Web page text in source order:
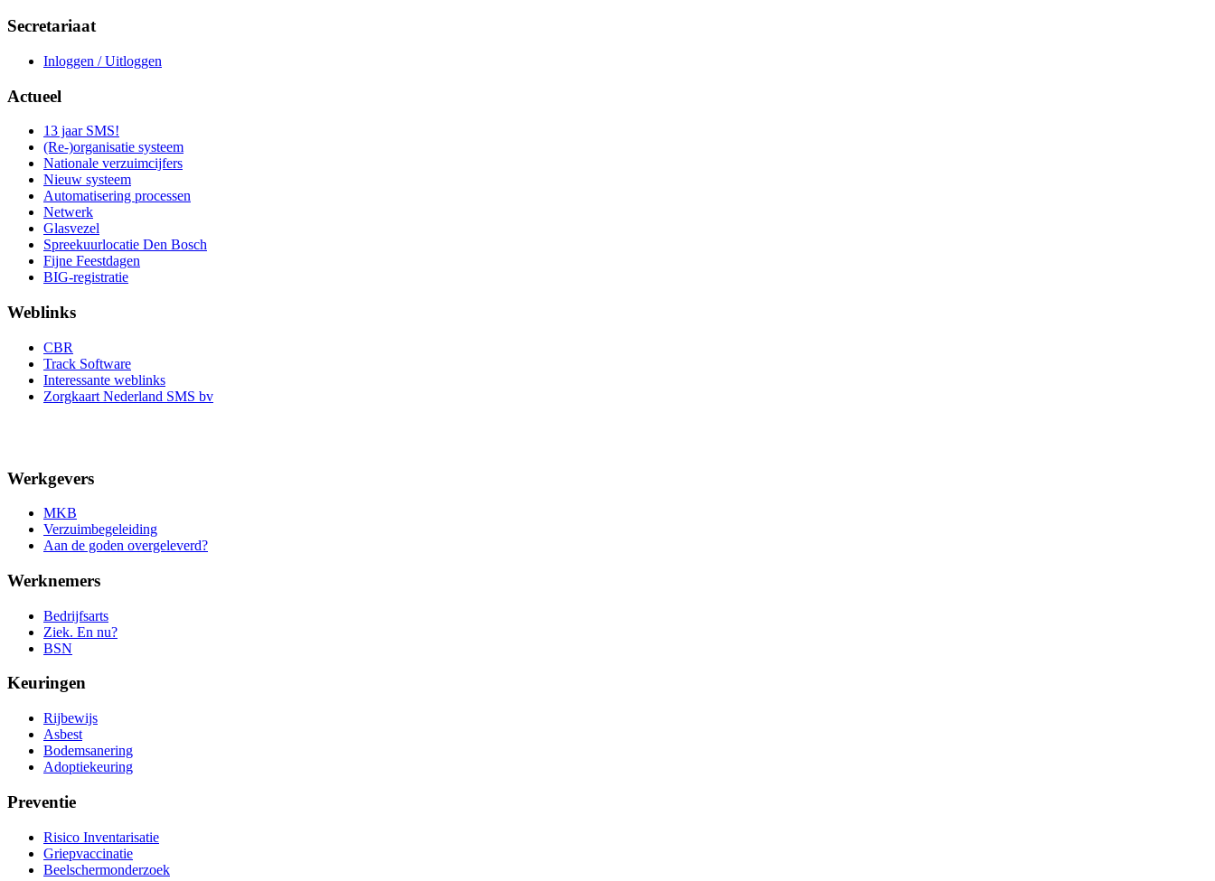
Secretariaat
Inloggen / Uitloggen
Actueel
13 jaar SMS!
(Re-)organisatie systeem
Nationale verzuimcijfers
Nieuw systeem
Automatisering processen
Netwerk
Glasvezel
Spreekuurlocatie Den Bosch
Fijne Feestdagen
BIG-registratie
Weblinks
CBR
Track Software
Interessante weblinks
Zorgkaart Nederland SMS bv
Werkgevers
MKB
Verzuimbegeleiding
Aan de goden overgeleverd?
Werknemers
Bedrijfsarts
Ziek. En nu?
BSN
Keuringen
Rijbewijs
Asbest
Bodemsanering
Adoptiekeuring
Preventie
Risico Inventarisatie
Griepvaccinatie
Beelschermonderzoek